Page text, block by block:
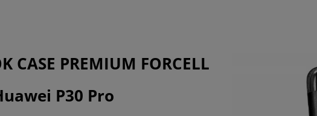
CASE PREMIUM FORCELL
P30 Pro